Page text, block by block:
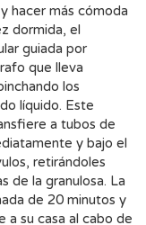
hacer más cómoda
dormida, el
guiada por
que lleva
los
líquido. Este
a tubos de
y bajo el
retirándoles
de la granulosa. La
de 20 minutos y
a su casa al cabo de